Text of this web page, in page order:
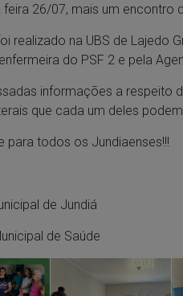
feira 26/07, mais um encontro
realizado na UBS de Lajedo
do PSF 2 e pela
informações a
que cada um deles
para todos os Jundiaenses!!!
de Jundiá
de Saúde